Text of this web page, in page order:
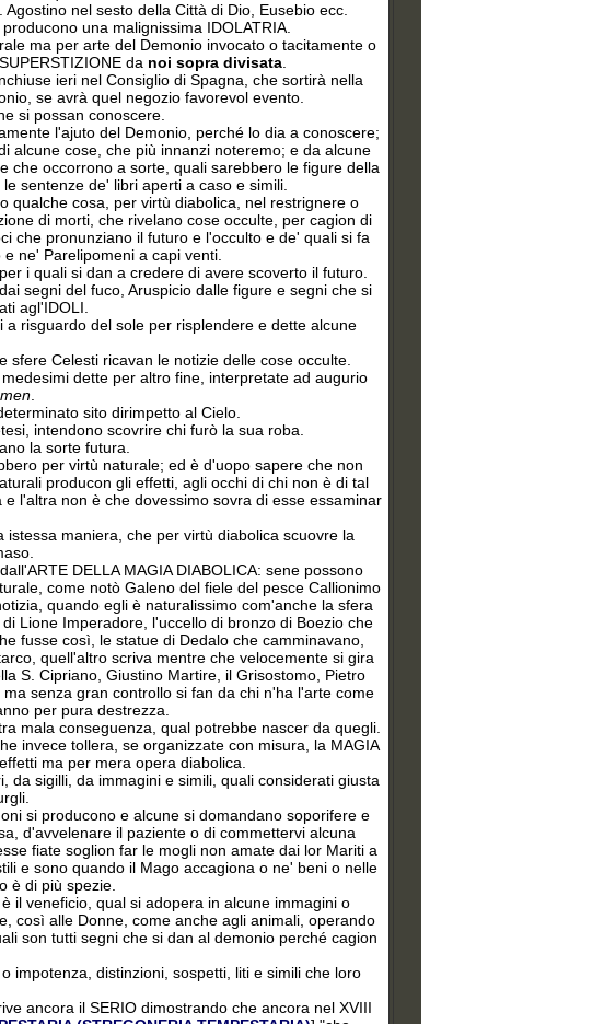
nel sesto della Città di Dio, Eusebio ecc.
una malignissima IDOLATRIA.
ma per arte del Demonio invocato o tacitamente o
da noi sopra divisata.
ieri nel Consiglio di Spagna, che sortirà nella
se avrà quel negozio favorevol evento.
si possan conoscere.
l'ajuto del Demonio, perché lo dia a conoscere;
alcune cose, che più innanzi noteremo; e da alcune
che occorrono a sorte, quali sarebbero le figure della
sentenze de' libri aperti a caso e simili.
qualche cosa, per virtù diabolica, nel restrignere o
di morti, che rivelano cose occulte, per cagion di
che pronunziano il futuro e l'occulto e de' quali si fa
ne' Parelipomeni a capi venti.
i quali si dan a credere di avere scoverto il futuro.
segni del fuco, Aruspicio dalle figure e segni che si
agl'IDOLI.
risguardo del sole per risplendere e dette alcune
Celesti ricavan le notizie delle cose occulte.
dette per altro fine, interpretate ad augurio
sito dirimpetto al Cielo.
intendono scovrire chi furò la sua roba.
la sorte futura.
per virtù naturale; ed è d'uopo sapere che non
producon gli effetti, agli occhi di chi non è di tal
l'altra non è che dovessimo sovra di esse essaminar
maniera, che per virtù diabolica scuovre la
DELLA MAGIA DIABOLICA: sene possono
come notò Galeno del fiele del pesce Callionimo
quando egli è naturalissimo com'anche la sfera
Lione Imperadore, l'uccello di bronzo di Boezio che
fusse così, le statue di Dedalo che camminavano,
quell'altro scriva mentre che velocemente si gira
S. Cipriano, Giustino Martire, il Grisostomo, Pietro
senza gran controllo si fan da chi n'ha l'arte come
per pura destrezza.
mala conseguenza, qual potrebbe nascer da quegli.
invece tollera, se organizzate con misura, la MAGIA
ma per mera opera diabolica.
da sigilli, da immagini e simili, quali considerati giusta
si producono e alcune si domandano soporifere e
d'avvelenare il paziente o di commettervi alcuna
fiate soglion far le mogli non amate dai lor Mariti a
e sono quando il Mago accagiona o ne' beni o nelle
è di più spezie.
il veneficio, qual si adopera in alcune immagini o
così alle Donne, come anche agli animali, operando
son tutti segni che si dan al demonio perché cagion
impotenza, distinzioni, sospetti, liti e simili che loro
ancora il SERIO dimostrando che ancora nel XVIII